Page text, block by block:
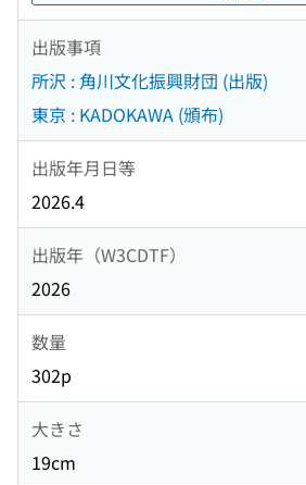
出版事項
所沢 : 角川文化振興財団 (出版)
東京 : KADOKAWA (頒布)
出版年月日等
2026.4
出版年（W3CDTF）
2026
数量
302p
大きさ
19cm